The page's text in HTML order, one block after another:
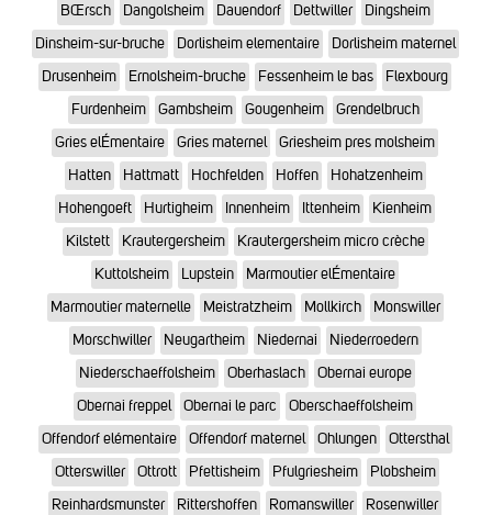
BŒrsch
Dangolsheim Dauendorf Dettwiller
Dingsheim
Dinsheim-sur-bruche
Dorlisheim elementaire
Dorlisheim maternel
Drusenheim
Ernolsheim-bruche Fessenheim le bas
Flexbourg
Furdenheim
Gambsheim Gougenheim
Grendelbruch
Gries elÉmentaire
Gries maternel
Griesheim pres molsheim
Hatten
Hattmatt Hochfelden Hoffen
Hohatzenheim
Hohengoeft
Hurtigheim Innenheim Ittenheim
Kienheim
Kilstett
Krautergersheim
Krautergersheim micro crèche
Kuttolsheim
Lupstein
Marmoutier elÉmentaire
Marmoutier maternelle
Meistratzheim Mollkirch
Monswiller
Morschwiller
Neugartheim Niedernai
Niederroedern
Niederschaeffolsheim
Oberhaslach
Obernai europe
Obernai freppel
Obernai le parc
Oberschaeffolsheim
Offendorf elémentaire
Offendorf maternel Ohlungen
Ottersthal
Otterswiller
Ottrott Pfettisheim Pfulgriesheim
Plobsheim
Reinhardsmunster
Rittershoffen Romanswiller Rosenwiller